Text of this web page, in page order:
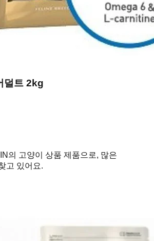
덜트 2kg
의 고양이 상품 제품으로, 많은
고 있어요.